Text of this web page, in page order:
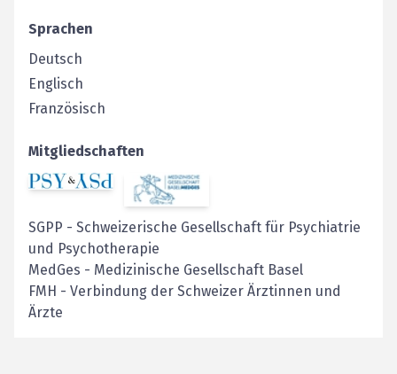
Sprachen
Deutsch
Englisch
Französisch
Mitgliedschaften
SGPP - Schweizerische Gesellschaft für Psychiatrie
und Psychotherapie
MedGes - Medizinische Gesellschaft Basel
FMH - Verbindung der Schweizer Ärztinnen und
Ärzte